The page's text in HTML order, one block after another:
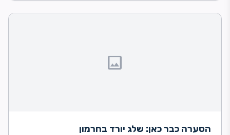
image
הסערה כבר כאן: שלג יורד בחרמון